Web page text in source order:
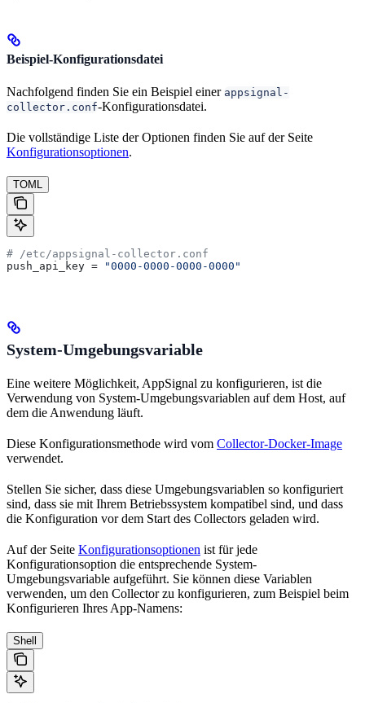
Beispiel-Konfigurationsdatei
Nachfolgend finden Sie ein Beispiel einer appsignal-
collector.conf-Konfigurationsdatei.
Die vollständige Liste der Optionen finden Sie auf der Seite
Konfigurationsoptionen.
TOML
# /etc/appsignal-collector.conf
push_api_key = "0000-0000-0000-0000"
System-Umgebungsvariable
Eine weitere Möglichkeit, AppSignal zu konfigurieren, ist die
Verwendung von System-Umgebungsvariablen auf dem Host, auf
dem die Anwendung läuft.
Diese Konfigurationsmethode wird vom Collector-Docker-Image
verwendet.
Stellen Sie sicher, dass diese Umgebungsvariablen so konfiguriert
sind, dass sie mit Ihrem Betriebssystem kompatibel sind, und dass
die Konfiguration vor dem Start des Collectors geladen wird.
Auf der Seite Konfigurationsoptionen ist für jede
Konfigurationsoption die entsprechende System-
Umgebungsvariable aufgeführt. Sie können diese Variablen
verwenden, um den Collector zu konfigurieren, zum Beispiel beim
Konfigurieren Ihres App-Namens:
Shell